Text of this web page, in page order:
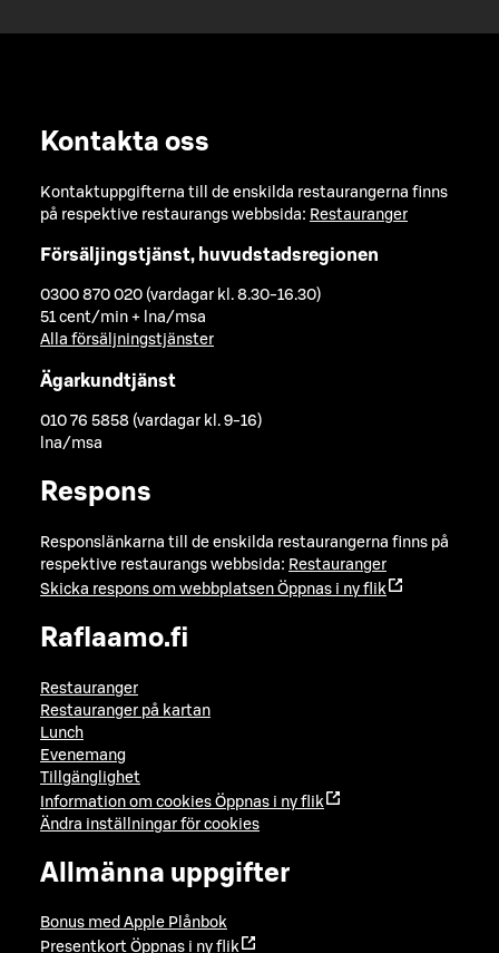
Kontakta oss
Kontaktuppgifterna till de enskilda restaurangerna finns
på respektive restaurangs webbsida: Restauranger
Försäljingstjänst, huvudstadsregionen
0300 870 020 (vardagar kl. 8.30-16.30)
51 cent/min + lna/msa
Alla försäljningstjänster
Ägarkundtjänst
010 76 5858 (vardagar kl. 9-16)
lna/msa
Respons
Responslänkarna till de enskilda restaurangerna finns på
respektive restaurangs webbsida: Restauranger
Skicka respons om webbplatsen Öppnas i ny flik
Raflaamo.fi
Restauranger
Restauranger på kartan
Lunch
Evenemang
Tillgänglighet
Information om cookies Öppnas i ny flik
Ändra inställningar för cookies
Allmänna uppgifter
Bonus med Apple Plånbok
Presentkort Öppnas i ny flik